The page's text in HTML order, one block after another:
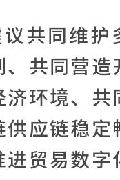
议共同维护
、共同营造
济环境、共
供应链稳定
进贸易数字